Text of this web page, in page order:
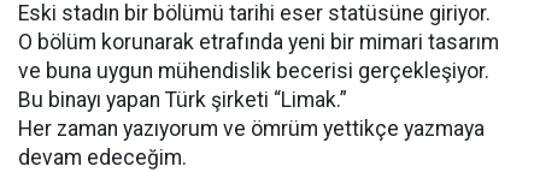
Eski stadın bir bölümü tarihi eser statüsüne giriyor.
O bölüm korunarak etrafında yeni bir mimari tasarım
ve buna uygun mühendislik becerisi gerçekleşiyor.
Bu binayı yapan Türk şirketi “Limak.”
Her zaman yazıyorum ve ömrüm yettikçe yazmaya
devam edeceğim.